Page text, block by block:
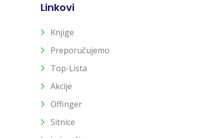
Linkovi
Knjige
Preporučujemo
Top-Lista
Akcije
Offinger
Sitnice